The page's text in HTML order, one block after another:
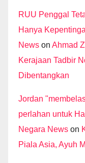
RUU Penggal
Hanya
News on Ahmad
Kerajaan Tadbir
Dibentangkan
Jordan
perlahan untuk
Negara News on
Piala Asia, Ayuh